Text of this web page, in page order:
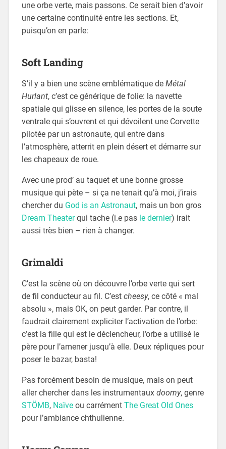
une orbe verte, mais passons. Ce serait bien d’avoir
une certaine continuité entre les sections. Et,
puisqu’on en parle:
Soft Landing
S’il y a bien une scène emblématique de Métal
Hurlant, c’est ce générique de folie: la navette
spatiale qui glisse en silence, les portes de la soute
ventrale qui s’ouvrent et qui dévoilent une Corvette
pilotée par un astronaute, qui entre dans
l’atmosphère, atterrit en plein désert et démarre sur
les chapeaux de roue.
Avec une prod’ au taquet et une bonne grosse
musique qui pète – si ça ne tenait qu’à moi, j’irais
chercher du God is an Astronaut, mais un bon gros
Dream Theaterqui tache (i.e pas le dernier) irait
aussi très bien – rien à changer.
Grimaldi
C’est la scène où on découvre l’orbe verte qui sert
de fil conducteur au fil. C’est cheesy, ce côté « mal
absolu », mais OK, on peut garder. Par contre, il
faudrait clairement expliciter l’activation de l’orbe:
c’est la fille qui est le déclencheur, l’orbe a utilisé le
père pour l’amener jusqu’à elle. Deux répliques pour
poser le bazar, basta!
Pas forcément besoin de musique, mais on peut
aller chercher dans les instrumentaux doomy, genre
STÖMB, Naïveou carrément The Great Old Ones
pour l’ambiance chthulienne.